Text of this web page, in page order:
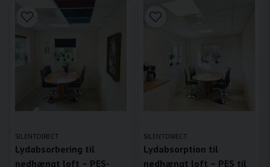
SILENTDIRECT
Lydabsorbering til
nedhængt loft – PES-
SILENTDIRECT
Lydabsorption til
nedhængt loft – PES til